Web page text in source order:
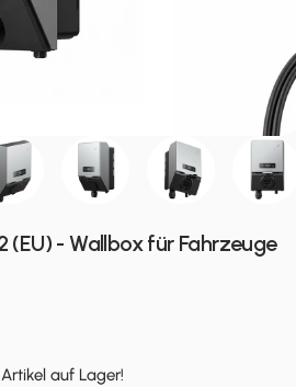
(EU) - Wallbox für Fahrzeuge
auf Lager!